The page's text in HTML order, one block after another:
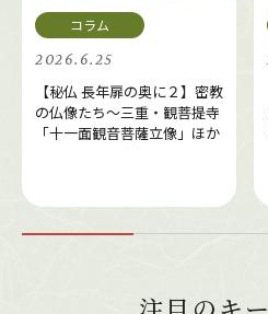
2026.6.25
【秘仏 長年扉の奥に２】密教
の仏像たち～三重・観菩提寺
「十一面観音菩薩立像」ほか